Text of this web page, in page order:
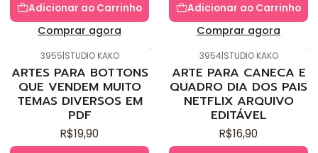
Adicionar ao Carrinho
Comprar agora
Adicionar ao Carrinho
Comprar agora
3955|STUDIO KAKO
ARTES PARA BOTTONS
QUE VENDEM MUITO
TEMAS DIVERSOS EM
PDF
R$19,90
3954|STUDIO KAKO
ARTE PARA CANECA E
QUADRO DIA DOS PAIS
NETFLIX ARQUIVO
EDITÁVEL
R$16,90